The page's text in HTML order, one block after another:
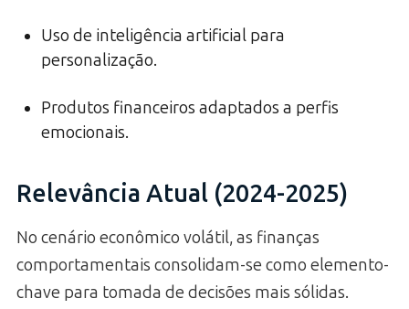
Uso de inteligência artificial para
personalização.
Produtos financeiros adaptados a perfis
emocionais.
Relevância Atual (2024-2025)
No cenário econômico volátil, as finanças
comportamentais consolidam-se como elemento-
chave para tomada de decisões mais sólidas.